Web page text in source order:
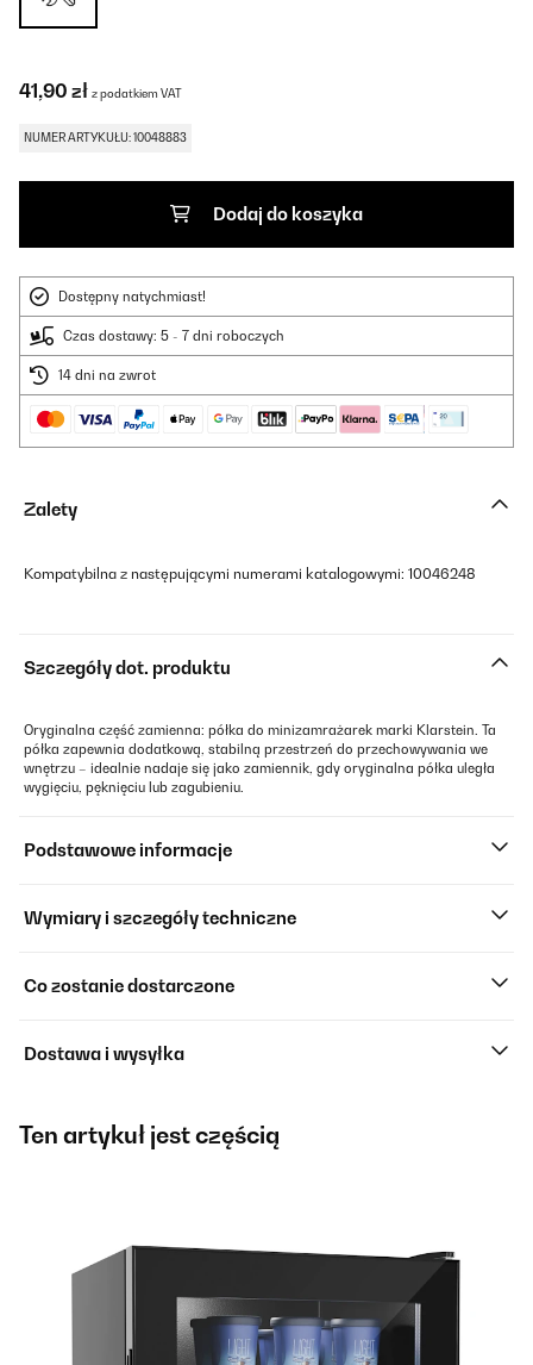
41,90 zł z podatkiem VAT
NUMER ARTYKUŁU: 10048883
Dodaj do koszyka
Dostępny natychmiast!
Czas dostawy: 5 - 7 dni roboczych
14 dni na zwrot
Zalety
Kompatybilna z następującymi numerami katalogowymi: 10046248
Szczegóły dot. produktu
Oryginalna część zamienna: półka do minizamrażarek marki Klarstein. Ta
półka zapewnia dodatkową, stabilną przestrzeń do przechowywania we
wnętrzu – idealnie nadaje się jako zamiennik, gdy oryginalna półka uległa
wygięciu, pęknięciu lub zagubieniu.
Podstawowe informacje
Wymiary i szczegóły techniczne
Co zostanie dostarczone
Dostawa i wysyłka
Ten artykuł jest częścią